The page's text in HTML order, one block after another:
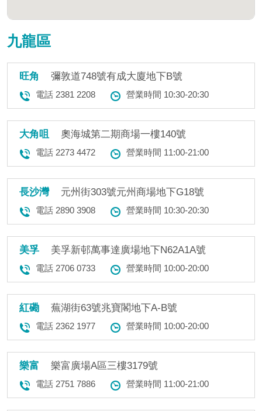
九龍區
旺角 彌敦道748號有成大廈地下B號
電話 2381 2208 營業時間 10:30-20:30
大角咀 奧海城第二期商場一樓140號
電話 2273 4472 營業時間 11:00-21:00
長沙灣 元州街303號元州商場地下G18號
電話 2890 3908 營業時間 10:30-20:30
美孚 美孚新邨萬事達廣場地下N62A1A號
電話 2706 0733 營業時間 10:00-20:00
紅磡 蕪湖街63號兆寶閣地下A-B號
電話 2362 1977 營業時間 10:00-20:00
樂富 樂富廣場A區三樓3179號
電話 2751 7886 營業時間 11:00-21:00